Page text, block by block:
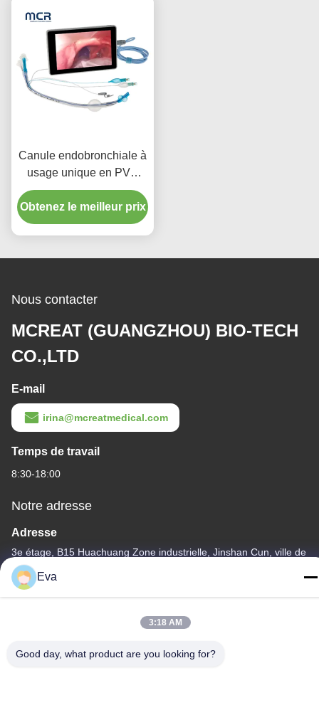
Canule endobronchiale à
usage unique en PVC
pour appareil photo
lumineux
Obtenez le meilleur prix
Nous contacter
MCREAT (GUANGZHOU) BIO-TECH
CO.,LTD
E-mail
irina@mcreatmedical.com
Temps de travail
8:30-18:00
Notre adresse
Adresse
3e étage, B15 Huachuang Zone industrielle, Jinshan Cun, ville de
Shiji, district de Panyu, Guangzhou, Guangdong Chine
Télégramme
Eva
3:18 AM
Good day, what product are you looking for?